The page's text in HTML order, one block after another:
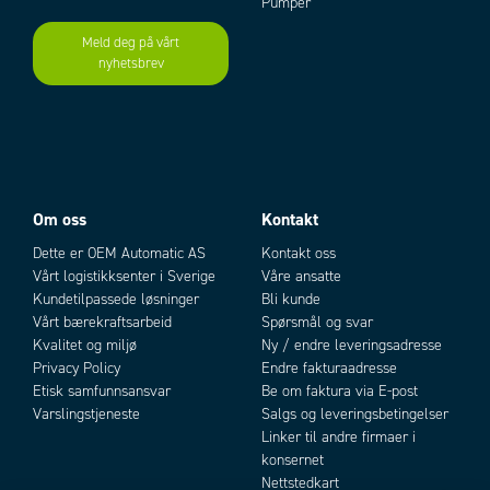
Teksthøyde
Add to existing cart row
Meld deg på vårt
nyhetsbrev
Om oss
Dette er OEM Automatic AS
Vårt logistikksenter i Sverige
Kundetilpassede løsninger
Vårt bærekraftsarbeid
Kvalitet og miljø
Privacy Policy
Etisk samfunnsansvar
Varslingstjeneste
Kontakt
Kontakt oss
Våre ansatte
Bli kunde
Spørsmål og svar
Ny / endre leveringsadresse
Endre fakturaadresse
Be om faktura via E-post
Salgs og leveringsbetingelser
Linker til andre firmaer i
konsernet
Nettstedkart